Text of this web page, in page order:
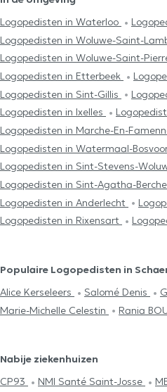
Logopedisten in Waterloo
Logopedisten in Woluwe-Saint-
Logopedisten in Woluwe-Saint-
Logopedisten in Etterbeek
Logopedisten in Sint-Gillis
Logopedisten in Ixelles
Logopedisten in Marche-En-
Logopedisten in Watermaal-
Logopedisten in Sint-Stevens-
Logopedisten in Sint-Agatha-
Logopedisten in Anderlecht
Logopedisten in Rixensart
Populaire Logopedisten in
Alice Kerseleers
Salomé Denis
Marie-Michelle Celestin
Rania
Nabije ziekenhuizen
CP93
NMI Santé Saint-Josse